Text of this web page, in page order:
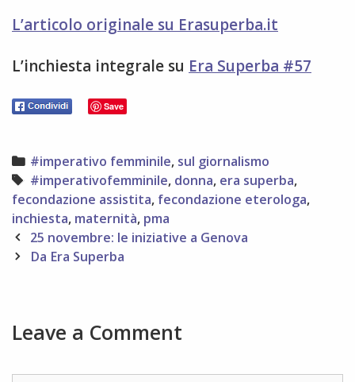
L’articolo originale su Erasuperba.it
L’inchiesta integrale su Era Superba #57
Save
Categories
#imperativo femminile, sul giornalismo
Tags
#imperativofemminile, donna, era superba,
fecondazione assistita, fecondazione eterologa,
inchiesta, maternità, pma
Post
navigation
25 novembre: le iniziative a Genova
Da Era Superba
Leave a Comment